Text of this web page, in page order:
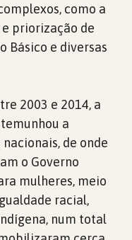
como a
priorização de
Básico e diversas
2003 e 2014, a
a
de onde
o Governo
mulheres, meio
racial,
num total